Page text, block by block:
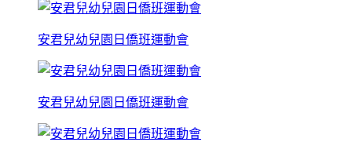
安君兒幼兒園日僑班運動會
安君兒幼兒園日僑班運動會